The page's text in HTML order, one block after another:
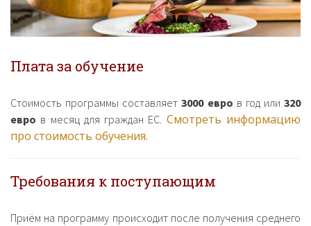
Плата за обучение
Стоимость программы составляет3000 евро в год или 320
евро в месяц для граждан ЕС. Смотреть информацию
про стоимость обучения.
Требования к поступающим
Приём на программу происходит после получения среднего